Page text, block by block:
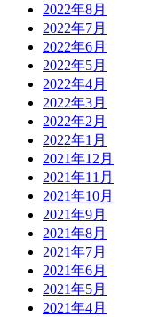
2022年8月
2022年7月
2022年6月
2022年5月
2022年4月
2022年3月
2022年2月
2022年1月
2021年12月
2021年11月
2021年10月
2021年9月
2021年8月
2021年7月
2021年6月
2021年5月
2021年4月